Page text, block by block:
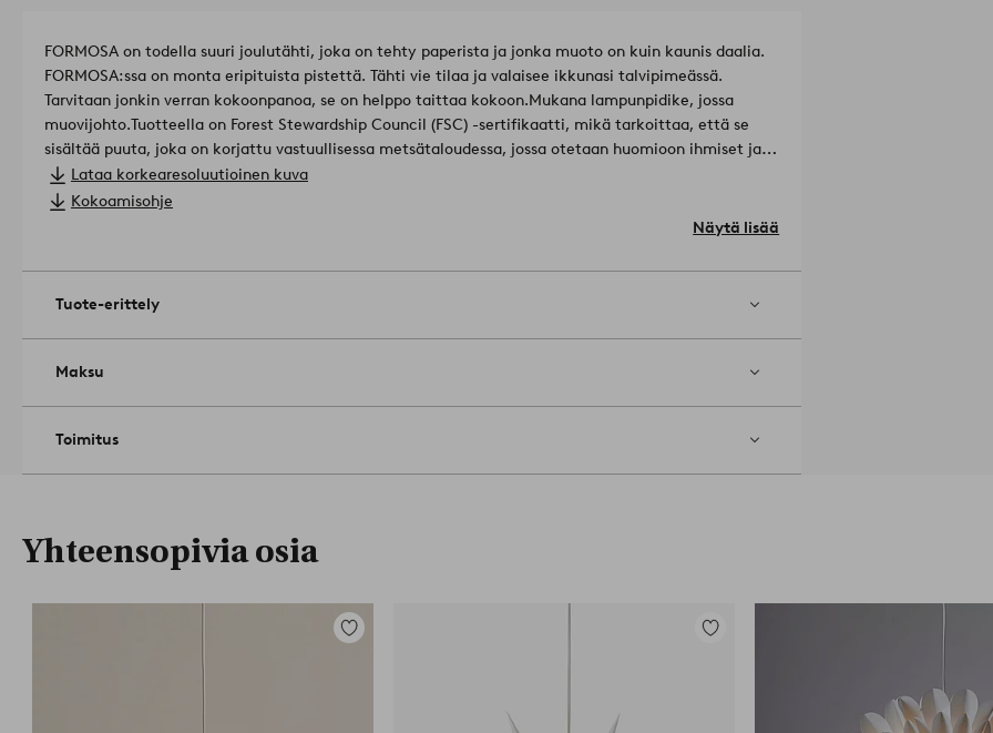
FORMOSA on todella suuri joulutähti, joka on tehty paperista ja jonka muoto on kuin kaunis daalia.
FORMOSA:ssa on monta eripituista pistettä. Tähti vie tilaa ja valaisee ikkunasi talvipimeässä.
Tarvitaan jonkin verran kokoonpanoa, se on helppo taittaa kokoon.Mukana lampunpidike, jossa
muovijohto.Tuotteella on Forest Stewardship Council (FSC) -sertifikaatti, mikä tarkoittaa, että se
sisältää puuta, joka on korjattu vastuullisessa metsätaloudessa, jossa otetaan huomioon ihmiset ja
ympäristö.Lisenssinumero & testauslaitos: Inmark Exports FSC-C185719 TÜV SÜD
Koko: ø 120 cm, syvyys 21 cm.
Lampunkanta: E14.
Vaikutus max: 5 w.
Kokoonpano-ohjeet mukana.Tuotenumero: 1731952-02-0
Lataa korkearesoluutioinen kuva
Kokoamisohje
Näytä lisää
Tuote-erittely
Maksu
Toimitus
Yhteensopivia osia
Lisää
Lisää